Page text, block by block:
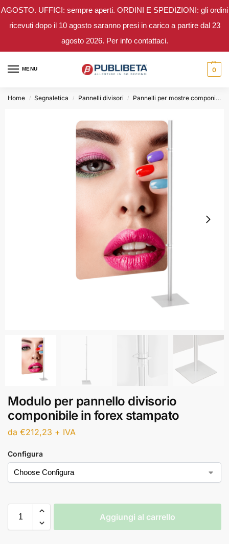
AGOSTO. UFFICI: sempre aperti. ORDINI E SPEDIZIONI: gli ordini
ricevuti dopo il 10 agosto saranno presi in carico a partire dal 23
agosto 2026. Per info contattaci.
MENU 0
Home / Segnaletica / Pannelli divisori / Pannelli per mostre componibili
Modulo per pannello divisorio
componibile in forex stampato
da €212,23 + IVA
Configura
Aggiungi al carrello